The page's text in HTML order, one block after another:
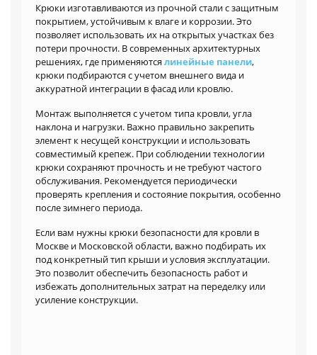
Крюки изготавливаются из прочной стали с защитным
покрытием, устойчивым к влаге и коррозии. Это
позволяет использовать их на открытых участках без
потери прочности. В современных архитектурных
решениях, где применяются линейные панели,
крюки подбираются с учетом внешнего вида и
аккуратной интеграции в фасад или кровлю.
Монтаж выполняется с учетом типа кровли, угла
наклона и нагрузки. Важно правильно закрепить
элемент к несущей конструкции и использовать
совместимый крепеж. При соблюдении технологии
крюки сохраняют прочность и не требуют частого
обслуживания. Рекомендуется периодически
проверять крепления и состояние покрытия, особенно
после зимнего периода.
Если вам нужны крюки безопасности для кровли в
Москве и Московской области, важно подбирать их
под конкретный тип крыши и условия эксплуатации.
Это позволит обеспечить безопасность работ и
избежать дополнительных затрат на переделку или
усиление конструкции.